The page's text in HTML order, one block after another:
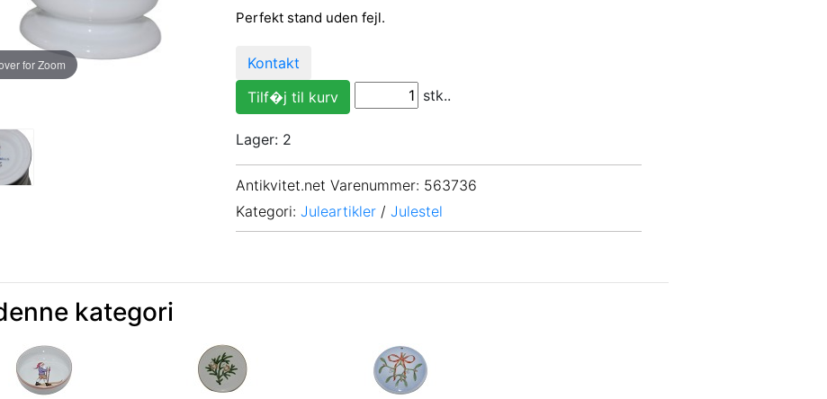
for Zoom
Perfekt stand uden fejl.
Kontakt
stk..
Lager: 2
Antikvitet.net Varenummer: 563736
Kategori: Juleartikler / Julestel
kategori